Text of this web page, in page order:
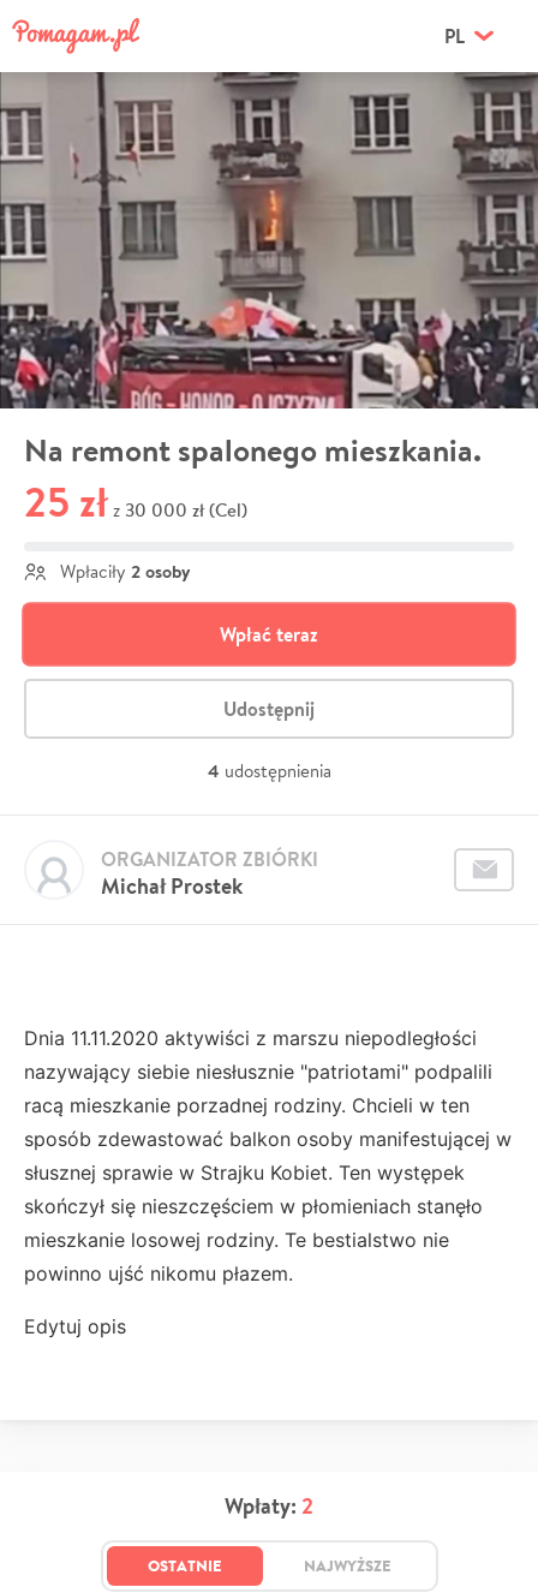
PL
Na remont spalonego mieszkania.
25 zł z 30 000 zł (Cel)
Wpłaciły 2 osoby
Wpłać teraz
Udostępnij
4 udostępnienia
Michał Prostek
ORGANIZATOR ZBIÓRKI
Dnia 11.11.2020 aktywiści z marszu niepodległości
nazywający siebie niesłusznie "patriotami" podpalili
racą mieszkanie porzadnej rodziny. Chcieli w ten
sposób zdewastować balkon osoby manifestującej w
słusznej sprawie w Strajku Kobiet. Ten występek
skończył się nieszczęściem w płomieniach stanęło
mieszkanie losowej rodziny. Te bestialstwo nie
powinno ujść nikomu płazem.
Edytuj opis
Wpłaty: 2
OSTATNIE NAJWYŻSZE